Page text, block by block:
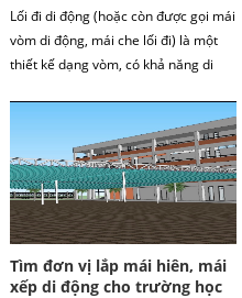
Lối đi di động (hoặc còn được gọi mái
vòm di động, mái che lối đi) là một
thiết kế dạng vòm, có khả năng di
Tìm đơn vị lắp mái hiên, mái
xếp di động cho trường học